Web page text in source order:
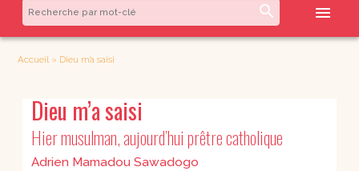
search menu
Accueil» Dieu m’a saisi
Dieu m’a saisi
Hier musulman, aujourd’hui prêtre catholique
Adrien Mamadou Sawadogo